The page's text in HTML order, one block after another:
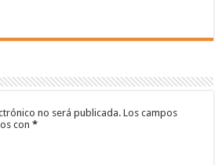
no será publicada. Los campos
con*